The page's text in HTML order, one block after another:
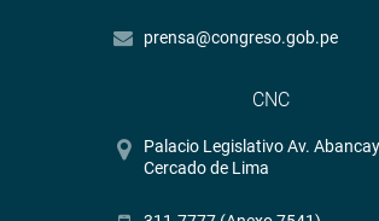
prensa@congreso.gob.pe
CNC
Palacio Legislativo Av.
Cercado de Lima